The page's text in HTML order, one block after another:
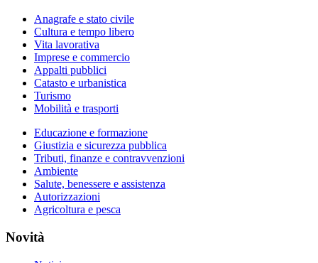
Anagrafe e stato civile
Cultura e tempo libero
Vita lavorativa
Imprese e commercio
Appalti pubblici
Catasto e urbanistica
Turismo
Mobilità e trasporti
Educazione e formazione
Giustizia e sicurezza pubblica
Tributi, finanze e contravvenzioni
Ambiente
Salute, benessere e assistenza
Autorizzazioni
Agricoltura e pesca
Novità